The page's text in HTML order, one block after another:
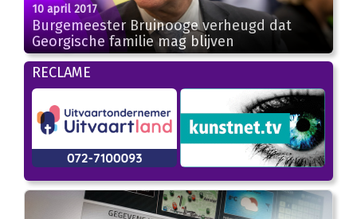
10 april 2017
Burgemeester Bruinooge verheugd dat
Georgische familie mag blijven
RECLAME